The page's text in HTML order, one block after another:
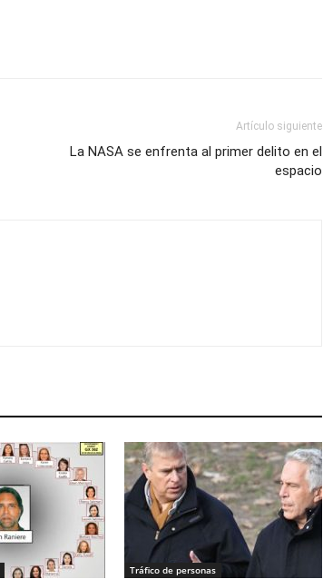
Artículo siguiente
La NASA se enfrenta al primer delito en el
espacio
Tráfico de personas